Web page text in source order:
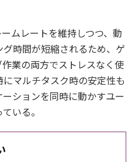
ムレートを維持しつつ、動
時間が短縮されるため、ゲ
業の両方でストレスなく使
マルチタスク時の安定性も
ションを同時に動かすユー
いる。